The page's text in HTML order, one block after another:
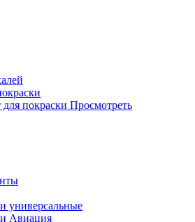
покраски Просмотреть
универсальные
Авиация